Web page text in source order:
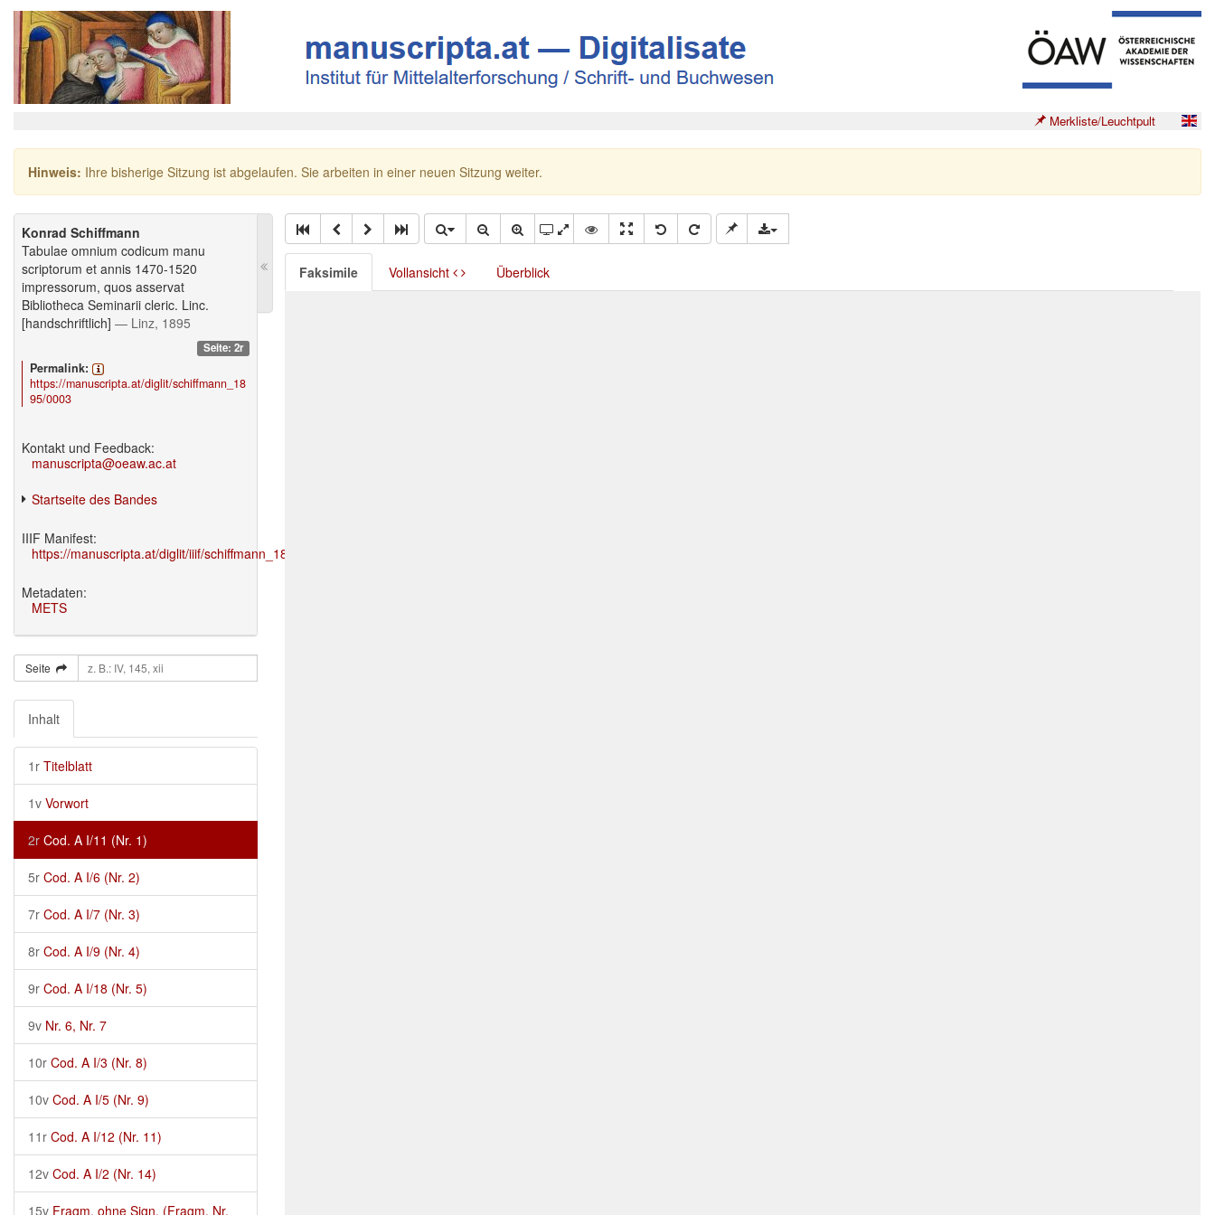
Merkliste/Leuchtpult
Hinweis: Ihre bisherige Sitzung ist abgelaufen. Sie arbeiten in einer neuen Sitzung weiter.
Konrad Schiffmann
Tabulae omnium codicum manu
scriptorum et annis 1470-1520
impressorum, quos asservat
Bibliotheca Seminarii cleric. Linc.
[handschriftlich] — Linz, 1895
Seite: 2r
Permalink:
https://manuscripta.at/diglit/schiffmann_18
95/0003
Kontakt und Feedback:
manuscripta@oeaw.ac.at
Startseite des Bandes
IIIF Manifest:
https://manuscripta.at/diglit/iiif/schiffmann_1895/manifest.json
Metadaten:
METS
Seite
Inhalt
1r Titelblatt
1v Vorwort
2r Cod. A I/11 (Nr. 1)
5r Cod. A I/6 (Nr. 2)
7r Cod. A I/7 (Nr. 3)
8r Cod. A I/9 (Nr. 4)
9r Cod. A I/18 (Nr. 5)
9v Nr. 6, Nr. 7
10r Cod. A I/3 (Nr. 8)
10v Cod. A I/5 (Nr. 9)
11r Cod. A I/12 (Nr. 11)
12v Cod. A I/2 (Nr. 14)
15v Fragm. ohne Sign. (Fragm. Nr.
Faksimile Vollansicht Überblick